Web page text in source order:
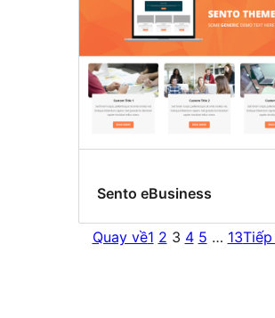
Sento eBusiness
Quay về1 2 3 4 5 … 13